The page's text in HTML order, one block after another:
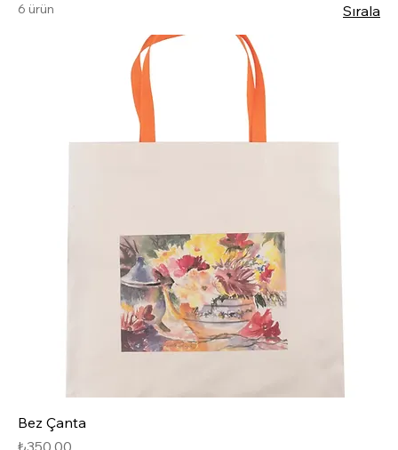
6 ürün Sırala
Bez Çanta
Fiyat